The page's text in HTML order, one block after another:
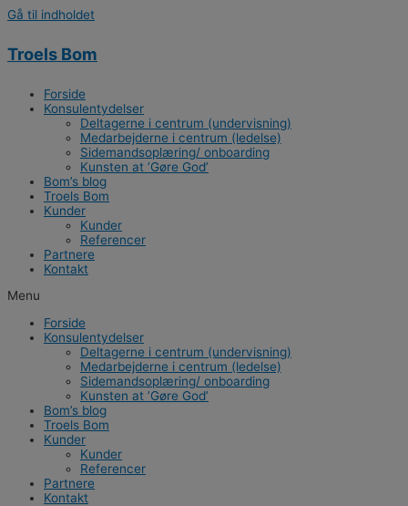
Gå til indholdet
Troels Bom
Forside
Konsulentydelser
Deltagerne i centrum (undervisning)
Medarbejderne i centrum (ledelse)
Sidemandsoplæring/ onboarding
Kunsten at ’Gøre God’
Bom’s blog
Troels Bom
Kunder
Kunder
Referencer
Partnere
Kontakt
Menu
Forside
Konsulentydelser
Deltagerne i centrum (undervisning)
Medarbejderne i centrum (ledelse)
Sidemandsoplæring/ onboarding
Kunsten at ’Gøre God’
Bom’s blog
Troels Bom
Kunder
Kunder
Referencer
Partnere
Kontakt